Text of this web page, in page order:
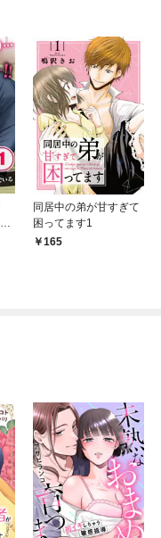
同居中の弟が甘すぎて
困ってます1
165